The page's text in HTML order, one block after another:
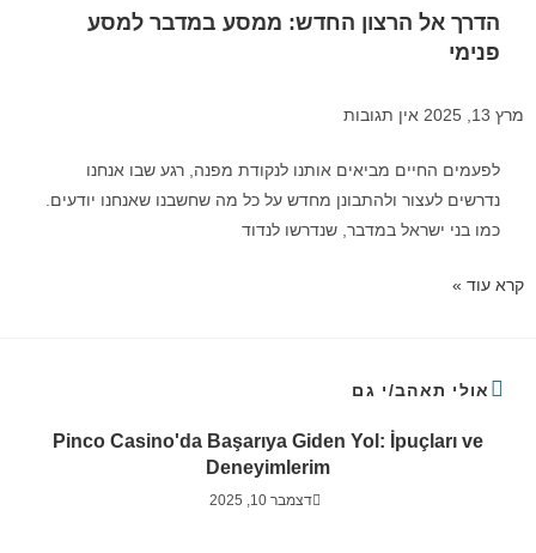
הדרך אל הרצון החדש: ממסע במדבר למסע
פנימי
מרץ 13, 2025 אין תגובות
לפעמים החיים מביאים אותנו לנקודת מפנה, רגע שבו אנחנו
נדרשים לעצור ולהתבונן מחדש על כל מה שחשבנו שאנחנו יודעים.
כמו בני ישראל במדבר, שנדרשו לנדוד
קרא עוד »
אולי תאהב/י גם
Pinco Casino'da Başarıya Giden Yol: İpuçları ve
Deneyimlerim
דצמבר 10, 2025